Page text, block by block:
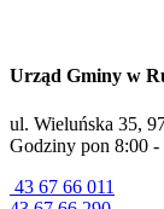
Urząd Gminy w
ul. Wieluńska 35,
Godziny pon 8:00
43 67 66 011